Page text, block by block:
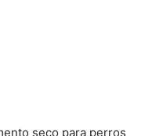
seco para perros